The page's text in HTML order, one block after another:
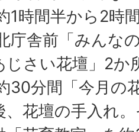
1時間半から2時
庁舎前「みんな
じさい花壇」2か
30分間「今月の
、花壇の手入れ